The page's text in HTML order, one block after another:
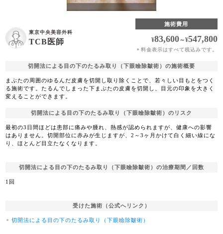
東京中央美容外科
TCB医師
施術費用
¥83,600～¥547,800
＊ 料金表示はすべて税込みです。
切開法による目の下のたるみ取り（下眼瞼除皺術）の施術概要
まぶたの周囲のゆるんだ皮膚を切開し取り除くことで、若々しい目もとをつく
る施術です。たるんでしまった下まぶたの皮膚を切開し、目元の印象を大きく
変えることができます。
切開法による目の下のたるみ取り（下眼瞼除皺術）のリスク
最初の3日間ほどは患部に痛みや腫れ、熱感が認められますが、健康への影響
はありません。切開部位に赤みが生じますが、2～3ヶ月かけて白く細い線にな
り、ほとんど目立たなくなります。
切開法による目の下のたるみ取り（下眼瞼除皺術）の治療期間／回数
1回
受けた施術（公式へリンク）
切開法による目の下のたるみ取り（下眼瞼除皺術）